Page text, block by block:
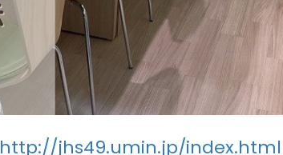
http://jhs49.umin.jp/index.html